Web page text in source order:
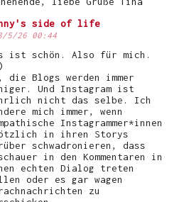
side of life
5/26 00:44
ist schön. Also für mich.
die Blogs werden immer
Und Instagram ist
nicht das selbe. Ich
mich immer, wenn
Instagrammer*innen
in ihren Storys
schwadronieren, dass
in den Kommentaren in
echten Dialog treten
oder es gar wagen
zu